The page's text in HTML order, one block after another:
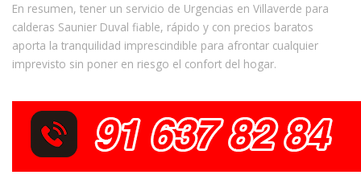
En resumen, tener un servicio de Urgencias en Villaverde para
calderas Saunier Duval fiable, rápido y con precios baratos
aporta la tranquilidad imprescindible para afrontar cualquier
imprevisto sin poner en riesgo el confort del hogar.